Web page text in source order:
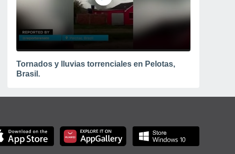
Tornados y lluvias torrenciales en Pelotas,
Brasil.